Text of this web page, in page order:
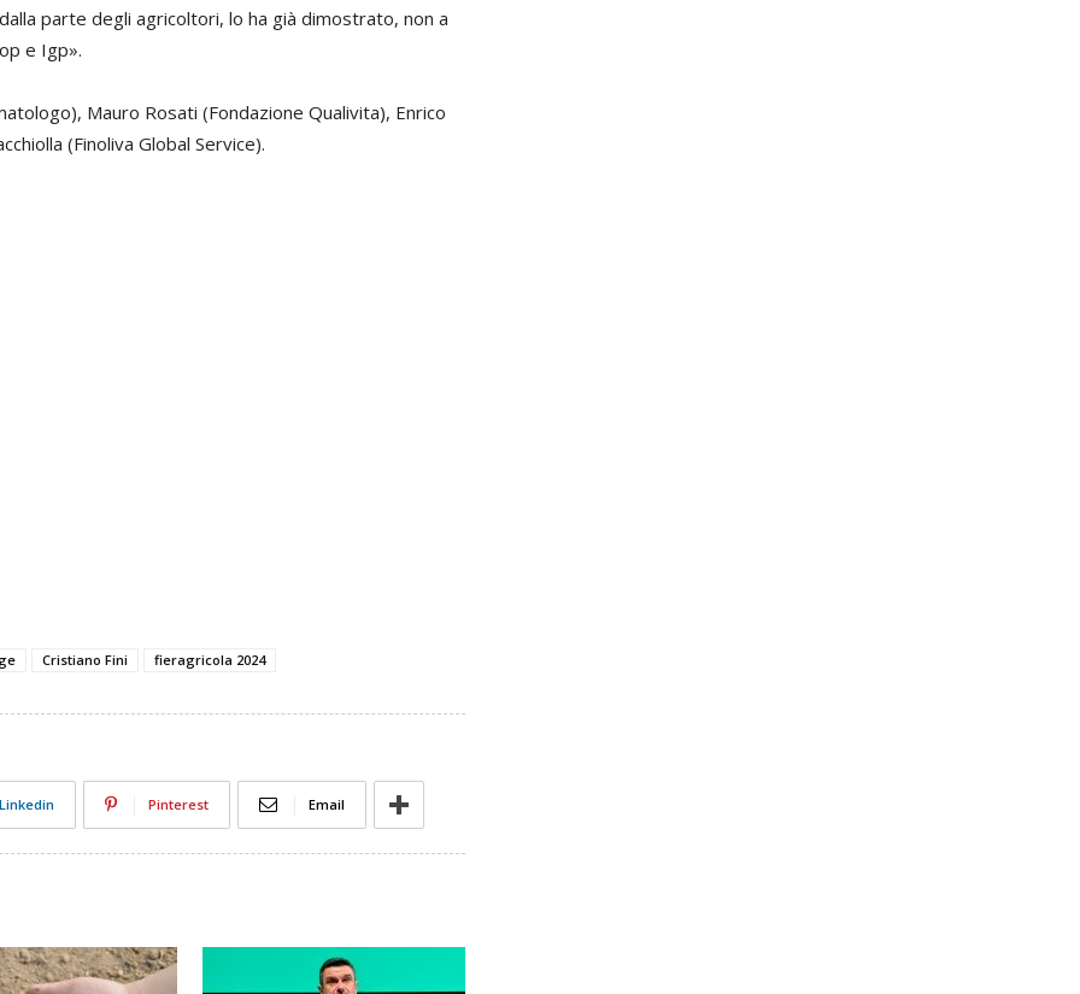
parte degli agricoltori, lo ha già dimostrato, non a
e Igp».
Mauro Rosati (Fondazione Qualivita), Enrico
(Finoliva Global Service).
Cristiano Fini fieragricola 2024
Linkedin Pinterest Email